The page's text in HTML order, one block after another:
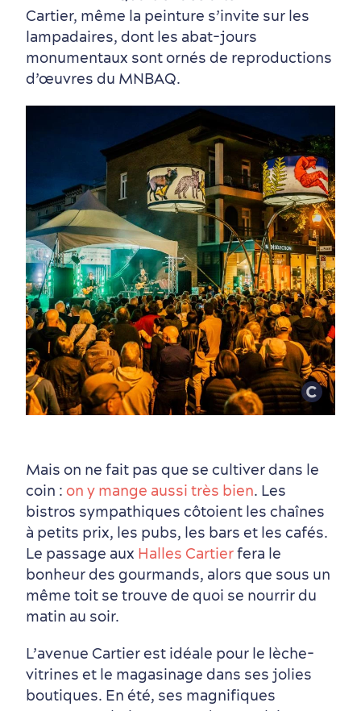
Tourisme responsable
Événements
Histoire vivante
au petit-déjeuner
Rabais hôtels
Compensation carbone
Cartier, même la peinture s’invite sur les
lampadaires, dont les abat-jours
monumentaux sont ornés de reproductions
d’œuvres du MNBAQ.
Mais on ne fait pas que se cultiver dans le
coin : on y mange aussi très bien. Les
bistros sympathiques côtoient les chaînes
à petits prix, les pubs, les bars et les cafés.
Le passage aux Halles Cartierfera le
bonheur des gourmands, alors que sous un
même toit se trouve de quoi se nourrir du
matin au soir.
L’avenue Cartier est idéale pour le lèche-
vitrines et le magasinage dans ses jolies
boutiques. En été, ses magnifiques